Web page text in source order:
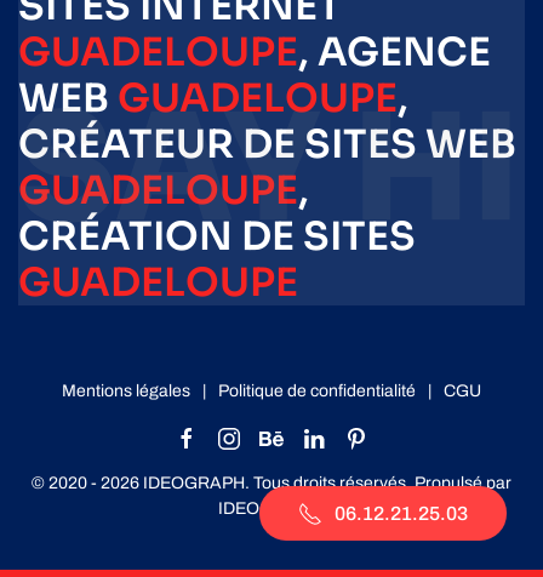
GUADELOUPE, AGENCE
WEB GUADELOUPE,
CRÉATEUR DE SITES WEB
GUADELOUPE,
CRÉATION DE SITES
GUADELOUPE
Mentions légales Politique de confidentialité CGU
© 2020 - 2026 IDEOGRAPH. Tous droits réservés. Propulsé par
IDEOGRAPH
06.12.21.25.03